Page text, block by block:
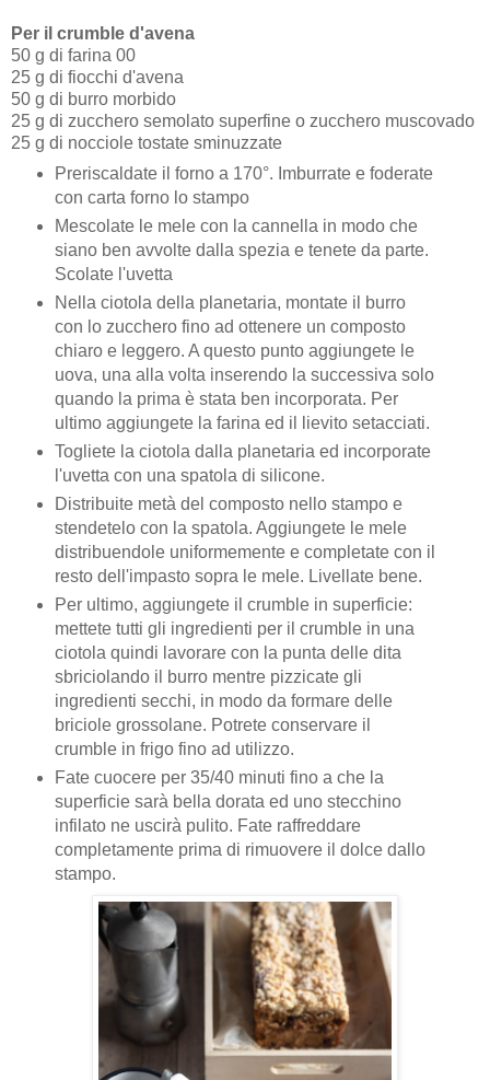
Per il crumble d'avena
50 g di farina 00
25 g di fiocchi d'avena
50 g di burro morbido
25 g di zucchero semolato superfine o zucchero muscovado
25 g di nocciole tostate sminuzzate
Preriscaldate il forno a 170°. Imburrate e foderate
con carta forno lo stampo
Mescolate le mele con la cannella in modo che
siano ben avvolte dalla spezia e tenete da parte.
Scolate l'uvetta
Nella ciotola della planetaria, montate il burro
con lo zucchero fino ad ottenere un composto
chiaro e leggero. A questo punto aggiungete le
uova, una alla volta inserendo la successiva solo
quando la prima è stata ben incorporata. Per
ultimo aggiungete la farina ed il lievito setacciati.
Togliete la ciotola dalla planetaria ed incorporate
l'uvetta con una spatola di silicone.
Distribuite metà del composto nello stampo e
stendetelo con la spatola. Aggiungete le mele
distribuendole uniformemente e completate con il
resto dell'impasto sopra le mele. Livellate bene.
Per ultimo, aggiungete il crumble in superficie:
mettete tutti gli ingredienti per il crumble in una
ciotola quindi lavorare con la punta delle dita
sbriciolando il burro mentre pizzicate gli
ingredienti secchi, in modo da formare delle
briciole grossolane. Potrete conservare il
crumble in frigo fino ad utilizzo.
Fate cuocere per 35/40 minuti fino a che la
superficie sarà bella dorata ed uno stecchino
infilato ne uscirà pulito. Fate raffreddare
completamente prima di rimuovere il dolce dallo
stampo.